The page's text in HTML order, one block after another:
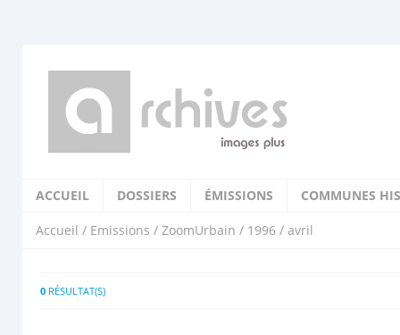
ACCUEIL DOSSIERS ÉMISSIONS COMMUNES
Accueil / Emissions / ZoomUrbain / 1996 / avril
0 RÉSULTAT(S)